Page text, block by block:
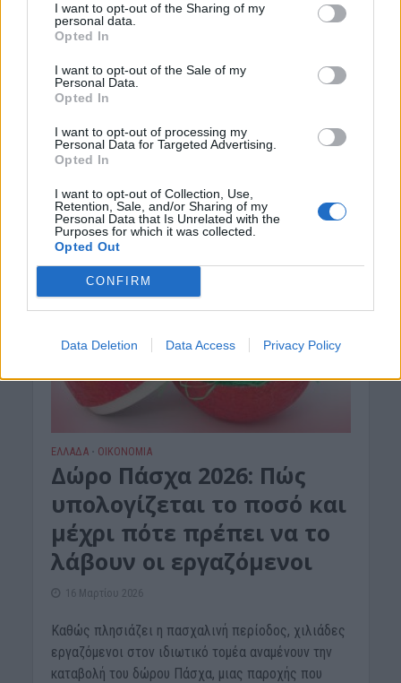
I want to opt-out of the Sharing of my
personal data.
Opted In
I want to opt-out of the Sale of my
Personal Data.
Opted In
I want to opt-out of processing my
Personal Data for Targeted Advertising.
Opted In
I want to opt-out of Collection, Use,
Retention, Sale, and/or Sharing of my
Personal Data that Is Unrelated with the
Purposes for which it was collected.
Opted Out
CONFIRM
Data Deletion Data Access Privacy Policy
διαταγών απόδοσης
μισθίου – Από πότε θα
ισχύει
17 Μαρτίου 2026
Αλλάζει από την 1η Μαΐου 2026 η διαδικασία
έκδοσης διαταγών πληρωμής και διαταγών
υπουργού Δικαιοσύνης, οι...
ΕΛΛΑΔΑ • ΟΙΚΟΝΟΜΙΑ
Δώρο Πάσχα 2026: Πώς
υπολογίζεται το ποσό και
μέχρι πότε πρέπει να το
λάβουν οι εργαζόμενοι
16 Μαρτίου 2026
Καθώς πλησιάζει η πασχαλινή περίοδος, χιλιάδες
εργαζόμενοι στον ιδιωτικό τομέα αναμένουν την
καταβολή του δώρου Πάσχα, μιας παροχής που